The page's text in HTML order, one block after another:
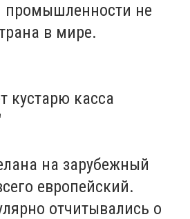
промышленности не
в мире.
кустарю касса
на зарубежный
европейский.
отчитывались о